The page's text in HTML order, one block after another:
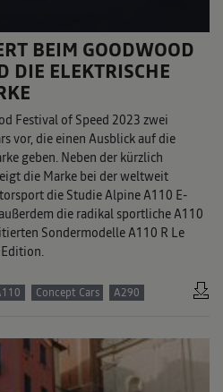
BEIM GOODWOOD
DIE ELEKTRISCHE
Festival of Speed 2023 zwei
vor, die einen Ausblick auf die
geben. Neben der kürzlich
die Marke bei der weltweit
die Studie Alpine A110 E-
die radikal sportliche A110
Sondermodelle A110 R Le
Concept Cars A290